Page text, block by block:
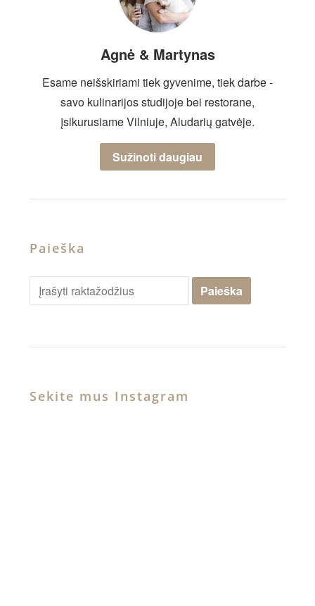
Agnė & Martynas
Esame neišskiriami tiek gyvenime, tiek darbe -
savo kulinarijos studijoje bei restorane,
įsikurusiame Vilniuje, Aludarių gatvėje.
Sužinoti daugiau
Paieška
Sekite mus Instagram